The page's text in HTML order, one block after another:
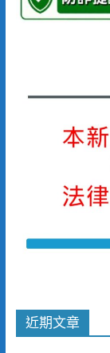
近期文章